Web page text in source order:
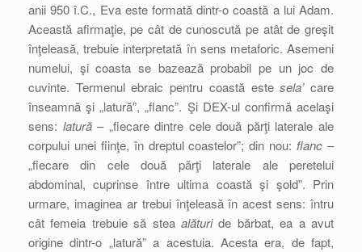
anii 950 î.C., Eva este formată dintr-o coastă a lui Adam.
Această afirmaţie, pe cât de cunoscută pe atât de greşit
înţeleasă, trebuie interpretată în sens metaforic. Asemeni
numelui, şi coasta se bazează probabil pe un joc de
cuvinte. Termenul ebraic pentru coastă estesela’care
înseamnă şi „latură”, „flanc”. Şi DEX-ul confirmă acelaşi
sens: latură– „fiecare dintre cele două părţi laterale ale
corpului unei fiinţe, în dreptul coastelor”; din nou: flanc –
„fiecare din cele două părţi laterale ale peretelui
abdominal, cuprinse între ultima coastă şi şold”. Prin
urmare, imaginea ar trebui înţeleasă în acest sens: întru
cât femeia trebuie să stea alăturide bărbat, ea a avut
origine dintr-o „latură” a acestuia. Acesta era, de fapt,